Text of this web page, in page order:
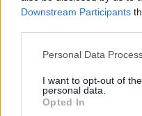
Downstream Participants
Please note that this
not limited to your visit or
grant or deny consent to
use your data for below
Personal Data
I want to opt-out of
personal data.
Opted In
Szőlőskei Timea,